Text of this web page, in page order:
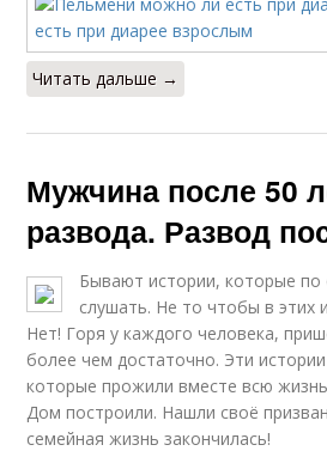
Читать дальше →
Мужчина после 50
развода. Развод
Бывают истории, которые
слушать. Не то чтобы в этих
Нет! Горя у каждого человека,
более чем достаточно. Эти
которые прожили вместе всю
Дом построили. Нашли своё
семейная жизнь закончилась!